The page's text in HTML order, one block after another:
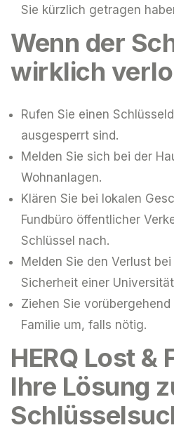
Sie kürzlich getragen
Wenn der
wirklich
Rufen Sie einen
ausgesperrt sind.
Melden Sie sich bei der
Wohnanlagen.
Klären Sie bei lokalen
Fundbüro öffentlicher
Schlüssel nach.
Melden Sie den Verlust
Sicherheit einer
Ziehen Sie
Familie um, falls nötig.
HERQ Lost &
Ihre Lösung